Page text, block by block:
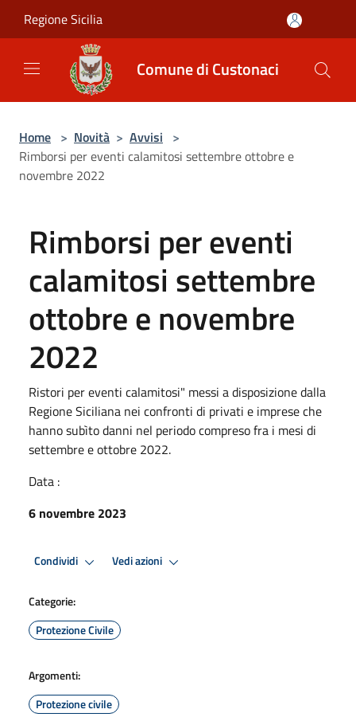
Regione Sicilia
Comune di Custonaci
Home > Novità > Avvisi >
Rimborsi per eventi calamitosi settembre ottobre e
novembre 2022
Rimborsi per eventi
calamitosi settembre
ottobre e novembre
2022
Ristori per eventi calamitosi" messi a disposizione dalla
Regione Siciliana nei confronti di privati e imprese che
hanno subìto danni nel periodo compreso fra i mesi di
settembre e ottobre 2022.
Data :
6 novembre 2023
Condividi Vedi azioni
Categorie:
Protezione Civile
Argomenti:
Protezione civile